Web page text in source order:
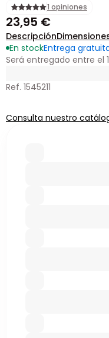
1 opiniones
23,95 €
Descripción
En stockEntrega
Será entregado entre el
Ref. 1545211
Consulta nuestro